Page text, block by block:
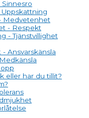
Medvetenhet
- Respekt
- Tjänstvillighet
Ansvarskänsla
eller har du tillit?